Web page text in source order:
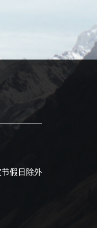
假日除外